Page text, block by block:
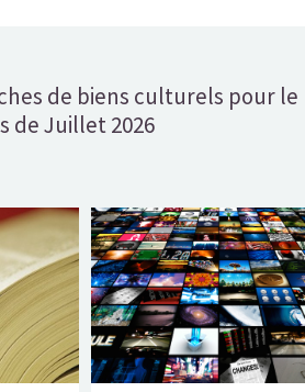
de biens culturels pour le
de Juillet 2026